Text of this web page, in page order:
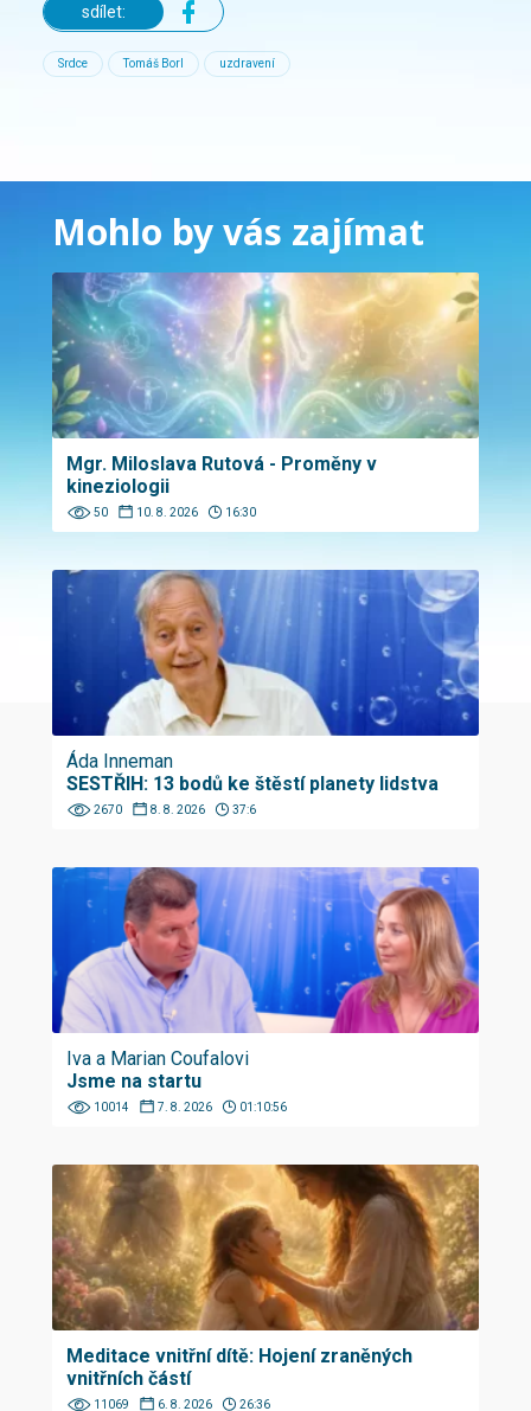
sdílet:
Srdce Tomáš Borl uzdravení
Mohlo by vás zajímat
Mgr. Miloslava Rutová - Proměny v
kineziologii
50 10. 8. 2026 16:30
Áda Inneman
SESTŘIH: 13 bodů ke štěstí planety lidstva
2670 8. 8. 2026 37:6
Iva a Marian Coufalovi
Jsme na startu
10014 7. 8. 2026 01:10:56
Meditace vnitřní dítě: Hojení zraněných
vnitřních částí
11069 6. 8. 2026 26:36